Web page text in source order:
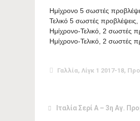
Ημίχρονο 5 σωστές
Τελικό 5 σωστές
Ημίχρονο-Τελικό, 2 σωστές
Ημίχρονο-Τελικό, 2 σωστές
Γαλλία, Λίγκ 1 2017-18,
Ιταλία Σερί Α – 3η Αγ.